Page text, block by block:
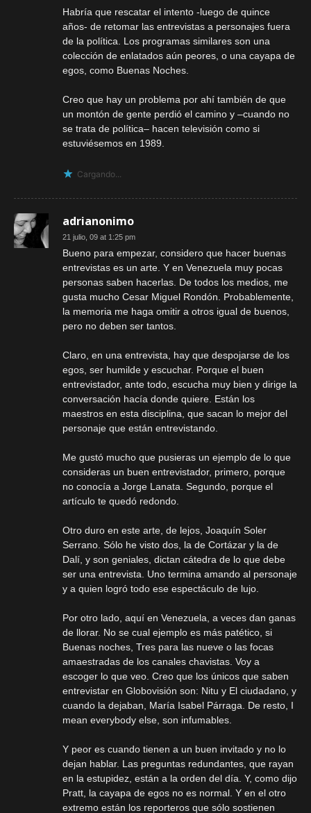
Habría que rescatar el intento -luego de quince
años- de retomar las entrevistas a personajes fuera
de la política. Los programas similares son una
colección de enlatados aún peores, o una cayapa de
egos, como Buenas Noches.
Creo que hay un problema por ahí también de que
un montón de gente perdió el camino y –cuando no
se trata de política– hacen televisión como si
estuviésemos en 1989.
Cargando...
adrianonimo
21 julio, 09 at 1:25 pm
Bueno para empezar, considero que hacer buenas
entrevistas es un arte. Y en Venezuela muy pocas
personas saben hacerlas. De todos los medios, me
gusta mucho Cesar Miguel Rondón. Probablemente,
la memoria me haga omitir a otros igual de buenos,
pero no deben ser tantos.
Claro, en una entrevista, hay que despojarse de los
egos, ser humilde y escuchar. Porque el buen
entrevistador, ante todo, escucha muy bien y dirige la
conversación hacía donde quiere. Están los
maestros en esta disciplina, que sacan lo mejor del
personaje que están entrevistando.
Me gustó mucho que pusieras un ejemplo de lo que
consideras un buen entrevistador, primero, porque
no conocía a Jorge Lanata. Segundo, porque el
artículo te quedó redondo.
Otro duro en este arte, de lejos, Joaquín Soler
Serrano. Sólo he visto dos, la de Cortázar y la de
Dalí, y son geniales, dictan cátedra de lo que debe
ser una entrevista. Uno termina amando al personaje
y a quien logró todo ese espectáculo de lujo.
Por otro lado, aquí en Venezuela, a veces dan ganas
de llorar. No se cual ejemplo es más patético, si
Buenas noches, Tres para las nueve o las focas
amaestradas de los canales chavistas. Voy a
escoger lo que veo. Creo que los únicos que saben
entrevistar en Globovisión son: Nitu y El ciudadano, y
cuando la dejaban, María Isabel Párraga. De resto, I
mean everybody else, son infumables.
Y peor es cuando tienen a un buen invitado y no lo
dejan hablar. Las preguntas redundantes, que rayan
en la estupidez, están a la orden del día. Y, como dijo
Pratt, la cayapa de egos no es normal. Y en el otro
extremo están los reporteros que sólo sostienen